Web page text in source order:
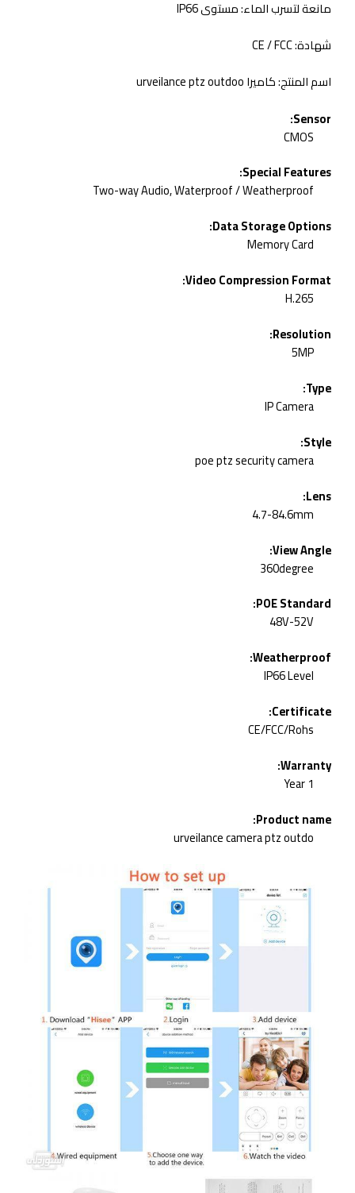
مانعة لتسرب الماء:مستوى IP66
شهادة:CE / FCC
اسم المنتج:كاميرا urveilance ptz outdoo
Sensor:
CMOS
Special Features:
Two-way Audio, Waterproof / Weatherproof
Data Storage Options:
Memory Card
Video Compression Format:
H.265
Resolution:
5MP
Type:
IP Camera
Style:
poe ptz security camera
Lens:
4.7-84.6mm
View Angle:
360degree
POE Standard:
48V-52V
Weatherproof:
IP66 Level
Certificate:
CE/FCC/Rohs
Warranty:
1 Year
Product name:
urveilance camera ptz outdo